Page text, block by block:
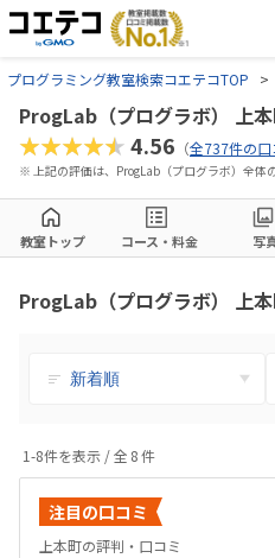
プログラミング教室検索コエテコTOP
ProgLab（プログラボ） 上
★★★★★4.56 （全737件の口
※ 上記の評価は、ProgLab（プログラボ）全体
教室トップ コース・料金 写
ProgLab（プログラボ） 上
1-8件を表示 / 全 8件
注目の口コミ
上本町の評判・口コミ